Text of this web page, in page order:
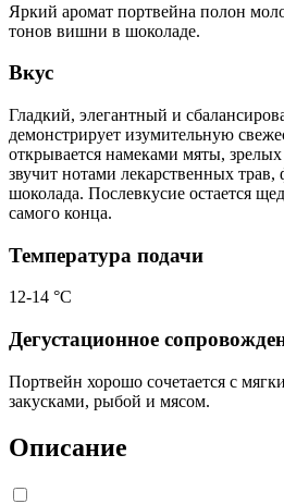
Яркий аромат портвейна полон
тонов вишни в шоколаде.
Вкус
Гладкий, элегантный и
демонстрирует изумительную
открывается намеками мяты, зрелых
звучит нотами лекарственных трав,
шоколада. Послевкусие остается
самого конца.
Температура подачи
12-14 °С
Дегустационное
Портвейн хорошо сочетается с
закусками, рыбой и мясом.
Описание